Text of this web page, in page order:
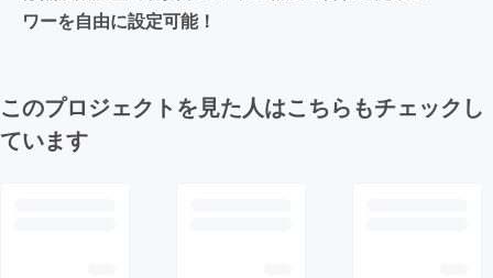
ワーを自由に設定可能！
このプロジェクトを見た人はこちらもチェックし
ています